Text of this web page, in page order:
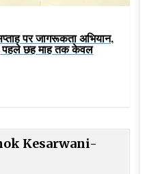
पर जागरूकता अभियान,
पहले छह माह तक केवल
Kesarwani-